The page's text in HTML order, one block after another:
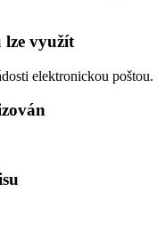
lze využít
elektronickou poštou.